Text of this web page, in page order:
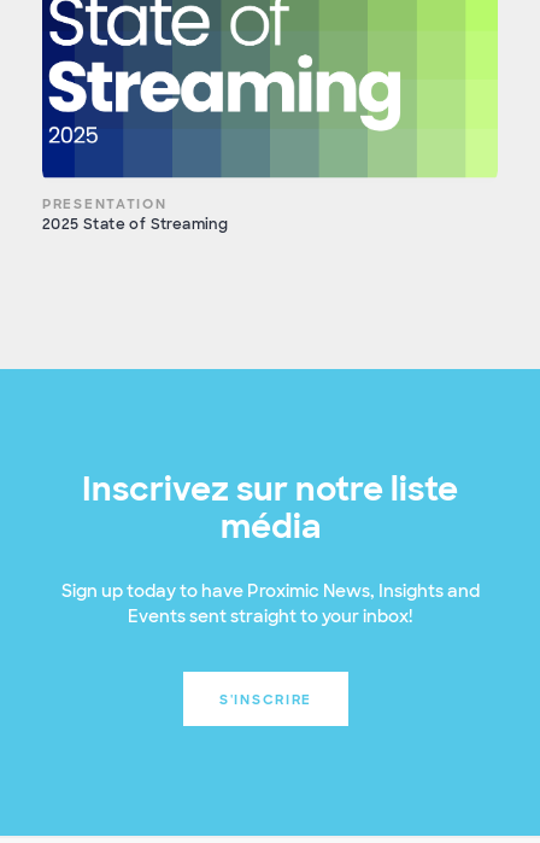
PRESENTATION
2025 State of Streaming
Inscrivez sur notre liste
média
Sign up today to have Proximic News, Insights and
Events sent straight to your inbox!
S'INSCRIRE